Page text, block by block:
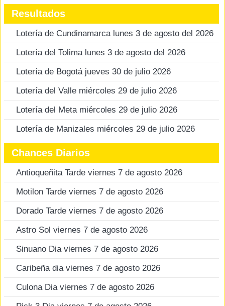
Resultados
Lotería de Cundinamarca lunes 3 de agosto del 2026
Lotería del Tolima lunes 3 de agosto del 2026
Lotería de Bogotá jueves 30 de julio 2026
Lotería del Valle miércoles 29 de julio 2026
Lotería del Meta miércoles 29 de julio 2026
Lotería de Manizales miércoles 29 de julio 2026
Chances Diarios
Antioqueñita Tarde viernes 7 de agosto 2026
Motilon Tarde viernes 7 de agosto 2026
Dorado Tarde viernes 7 de agosto 2026
Astro Sol viernes 7 de agosto 2026
Sinuano Dia viernes 7 de agosto 2026
Caribeña dia viernes 7 de agosto 2026
Culona Dia viernes 7 de agosto 2026